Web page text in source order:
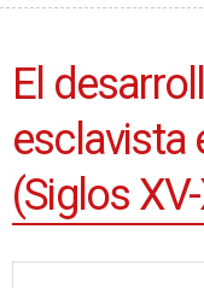
El
esclavista
(Siglos